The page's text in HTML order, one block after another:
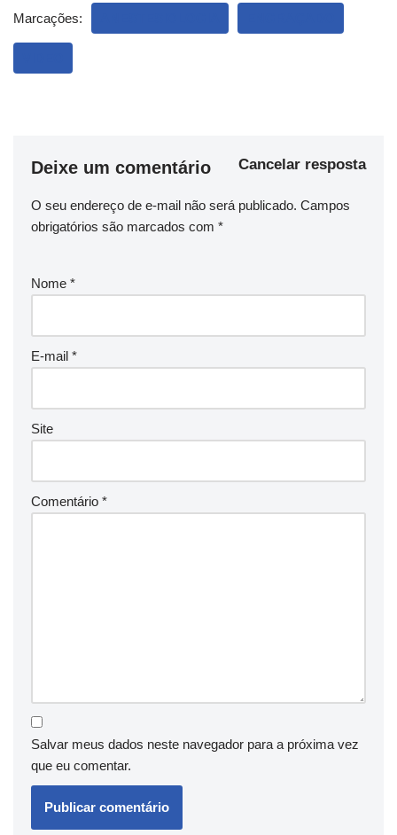
Marcações:
Deixe um comentário Cancelar resposta
O seu endereço de e-mail não será publicado. Campos
obrigatórios são marcados com *
Nome *
E-mail *
Site
Comentário *
Salvar meus dados neste navegador para a próxima vez
que eu comentar.